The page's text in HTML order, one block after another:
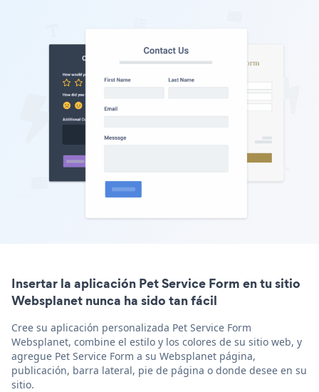
Insertar la aplicación Pet Service Form en tu sitio
Websplanet nunca ha sido tan fácil
Cree su aplicación personalizada Pet Service Form
Websplanet, combine el estilo y los colores de su sitio web, y
agregue Pet Service Form a su Websplanet página,
publicación, barra lateral, pie de página o donde desee en su
sitio.